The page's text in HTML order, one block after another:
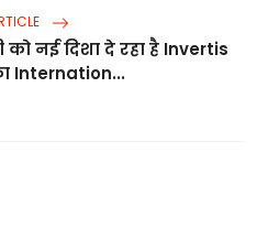
नई दिशा दे रहा है Invertis
Internation...